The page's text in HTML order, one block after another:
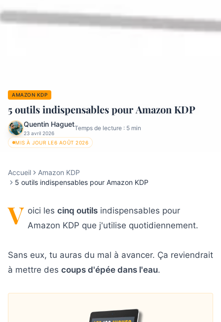
AMAZON KDP
5 outils indispensables pour Amazon KDP
Quentin Haguet
23 avril 2026
Temps de lecture : 5 min
MIS À JOUR LE6 AOÛT 2026
Accueil
Amazon KDP
5 outils indispensables pour Amazon KDP
V oici les cinq outils indispensables pour
Amazon KDP que j'utilise quotidiennement.
Sans eux, tu auras du mal à avancer. Ça reviendrait
à mettre des coups d'épée dans l'eau.